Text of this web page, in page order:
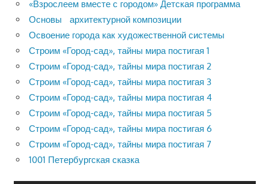
«Взрослеем вместе с городом» Детская программа
Основы архитектурной композиции
Освоение города как художественной системы
Строим «Город-сад», тайны мира постигая 1
Строим «Город-сад», тайны мира постигая 2
Строим «Город-сад», тайны мира постигая 3
Строим «Город-сад», тайны мира постигая 4
Строим «Город-сад», тайны мира постигая 5
Строим «Город-сад», тайны мира постигая 6
Строим «Город-сад», тайны мира постигая 7
1001 Петербургская сказка